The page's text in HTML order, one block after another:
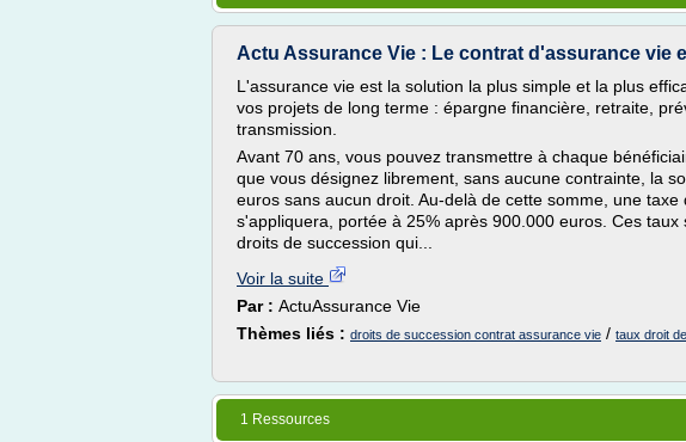
Actu Assurance Vie : Le contrat d'assurance vie
L'assurance vie est la solution la plus simple et la plus
vos projets de long terme : épargne financière, retraite,
transmission.
Avant 70 ans, vous pouvez transmettre à chaque
que vous désignez librement, sans aucune contrainte, la
euros sans aucun droit. Au-delà de cette somme, une taxe
s'appliquera, portée à 25% après 900.000 euros. Ces taux
droits de succession qui...
Voir la suite
Par : ActuAssurance Vie
Thèmes liés : droits de succession contrat assurance vie / taux droit
1 Ressources